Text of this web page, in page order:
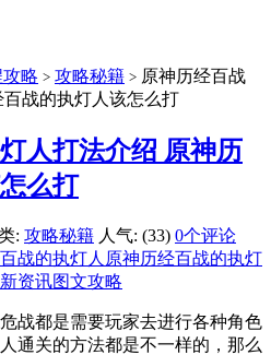
略 > 攻略秘籍 > 原神历经百战
战的执灯人该怎么打
人打法介绍 原神历
么打
: 攻略秘籍 人气: (33) 0个评论
战的执灯人 原神历经百战的执灯
资讯图文攻略
战都是需要玩家去进行各种角色
通关的方法都是不一样的，那么